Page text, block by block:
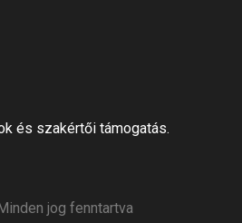
és szakértői támogatás.
jog fenntartva